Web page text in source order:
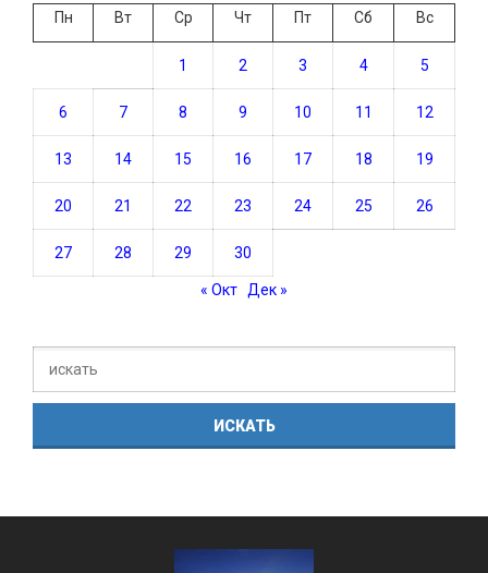
Пн
Вт Ср Чт Пт Сб Вс
1 2 3 4 5
6 7 8 9 10 11 12
13 14 15 16 17 18 19
20 21 22 23 24 25 26
27 28 29 30
« Окт Дек »